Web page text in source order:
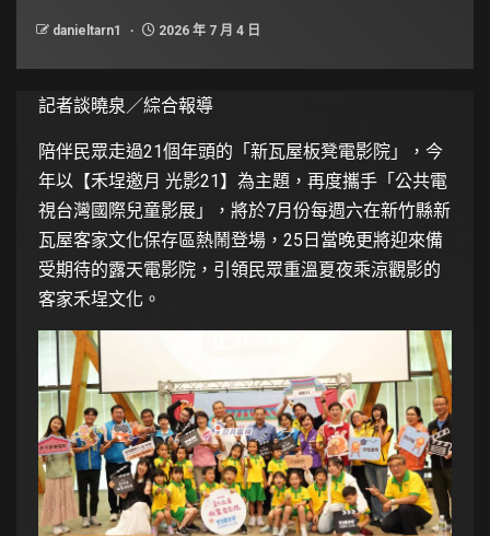
danieltarn1 2026 年 7 月 4 日
記者談曉泉／綜合報導
陪伴民眾走過21個年頭的「新瓦屋板凳電影院」，今
年以【禾埕邀月 光影21】為主題，再度攜手「公共電
視台灣國際兒童影展」，將於7月份每週六在新竹縣新
瓦屋客家文化保存區熱鬧登場，25日當晚更將迎來備
受期待的露天電影院，引領民眾重溫夏夜乘涼觀影的
客家禾埕文化。